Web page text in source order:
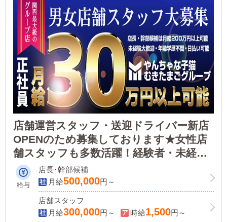
店舗運営スタッフ・送迎ドライバー新店
OPENのため募集しております★女性店
舗スタッフも多数活躍！経験者・未経験
者ともにOK！・やる気があれば問題な
し！
給与
店長･幹部候補
月給500,000円～
店舗スタッフ
月給300,000円～ 時給1,500円～